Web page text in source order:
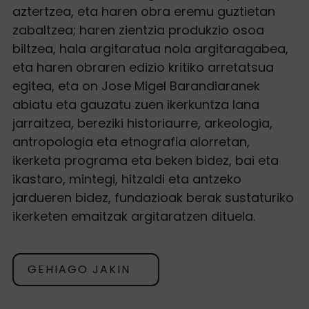
aztertzea, eta haren obra eremu guztietan
zabaltzea; haren zientzia produkzio osoa
biltzea, hala argitaratua nola argitaragabea,
eta haren obraren edizio kritiko arretatsua
egitea, eta on Jose Migel Barandiaranek
abiatu eta gauzatu zuen ikerkuntza lana
jarraitzea, bereziki historiaurre, arkeologia,
antropologia eta etnografia alorretan,
ikerketa programa eta beken bidez, bai eta
ikastaro, mintegi, hitzaldi eta antzeko
jardueren bidez, fundazioak berak sustaturiko
ikerketen emaitzak argitaratzen dituela.
GEHIAGO JAKIN